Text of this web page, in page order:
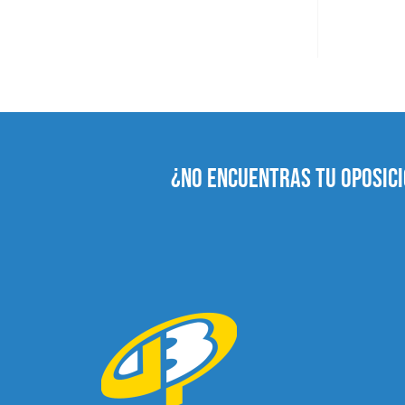
¿NO ENCUENTRAS TU